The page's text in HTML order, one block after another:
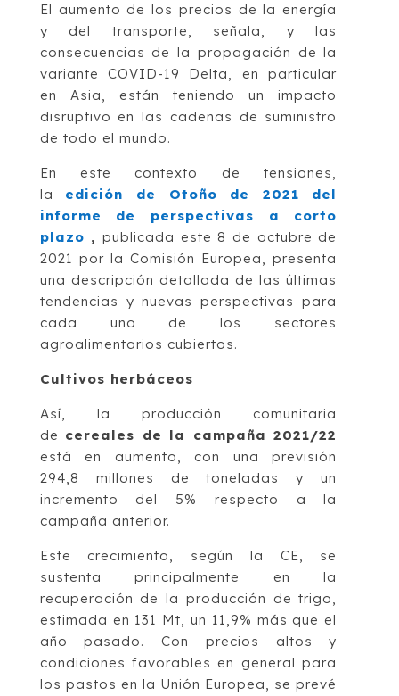
El aumento de los precios de la energía
y del transporte, señala, y las
consecuencias de la propagación de la
variante COVID-19 Delta, en particular
en Asia, están teniendo un impacto
disruptivo en las cadenas de suministro
de todo el mundo.
En este contexto de tensiones,
la edición de Otoño de 2021 del
informe de perspectivas a corto
plazo , publicada este 8 de octubre de
2021 por la Comisión Europea, presenta
una descripción detallada de las últimas
tendencias y nuevas perspectivas para
cada uno de los sectores
agroalimentarios cubiertos.
Cultivos herbáceos
Así, la producción comunitaria
de cereales de la campaña 2021/22
está en aumento, con una previsión
294,8 millones de toneladas y un
incremento del 5% respecto a la
campaña anterior.
Este crecimiento, según la CE, se
sustenta principalmente en la
recuperación de la producción de trigo,
estimada en 131 Mt, un 11,9% más que el
año pasado. Con precios altos y
condiciones favorables en general para
los pastos en la Unión Europea, se prevé